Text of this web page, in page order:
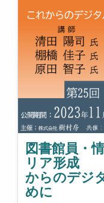
図書館員・
リア
からのデジ
めに